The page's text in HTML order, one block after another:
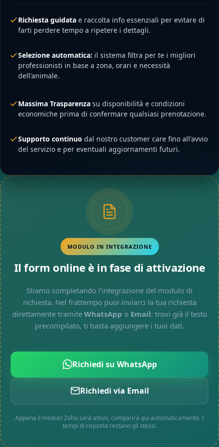
Richiesta guidata e raccolta info essenziali per evitare di
farti perdere tempo a ripetere i dettagli.
Selezione automatica: il sistema filtra per te i migliori
professionisti in base a zona, orari e necessità
dell'animale.
Massima Trasparenza su disponibilità e condizioni
economiche prima di confermare qualsiasi prenotazione.
Supporto continuo dal nostro customer care fino all'avvio
del servizio e per eventuali aggiornamenti futuri.
MODULO IN INTEGRAZIONE
Il form online è in fase di attivazione
Stiamo completando l'integrazione del modulo di
richiesta. Nel frattempo puoi inviarci la tua richiesta
direttamente tramite WhatsApp o Email: trovi già il testo
precompilato, ti basta aggiungere i tuoi dati.
Richiedi su WhatsApp
Richiedi via Email
Appena il modulo Zoho sarà attivo, comparirà qui automaticamente. I
tempi di risposta restano gli stessi.